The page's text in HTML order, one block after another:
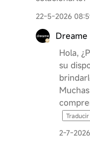
22-5-2026
Dreame
Hola,
su
Traducir
2-7-